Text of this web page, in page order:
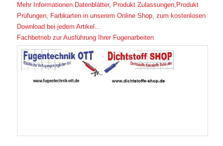
Mehr Informationen.Datenblätter, Produkt Zulassungen,Produkt
Prüfungen, Farbkarten in unserem Online Shop, zum kostenlosen
Download bei jedem Artikel…
Fachbetrieb zur Ausführung Ihrer Fugenarbeiten